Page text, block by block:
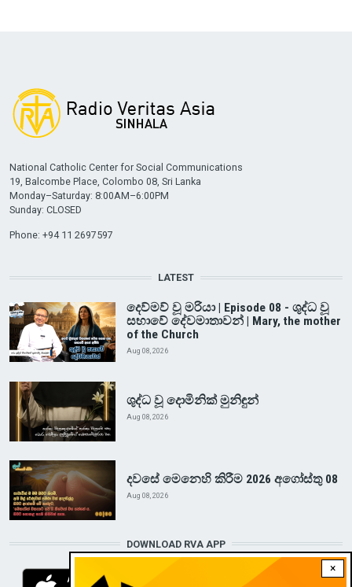
×
National Catholic Center for Social Communications
19, Balcombe Place, Colombo 08, Sri Lanka
Monday–Saturday: 8:00AM–6:00PM
Sunday: CLOSED
Phone: +94 11 2697597
LATEST
දෙව්මව් වූ මරියා | Episode 08 - ශුද්ධ වූ
සභාවේ දේවමාතාවන් | Mary, the mother
of the Church
Aug 08, 2026
ශුද්ධ වූ දොමිනික් මුනිඳුන්
Aug 08, 2026
දවසේ මෙනෙහි කිරීම 2026 අගෝස්තු 08
Aug 08, 2026
DOWNLOAD RVA APP